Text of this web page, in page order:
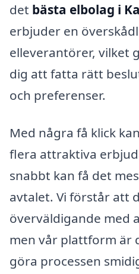
det bästa elbolag i
erbjuder en
elleverantörer, vilket
dig att fatta rätt
och preferenser.
Med några få klick
flera attraktiva
snabbt kan få det
avtalet. Vi förstår att
överväldigande med
men vår plattform är
göra processen